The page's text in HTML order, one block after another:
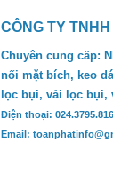
CÔNG TY
Chuyên cung cấp:
nối mặt bích, keo
lọc bụi, vải lọc bụi,
Điện thoại:
Email: